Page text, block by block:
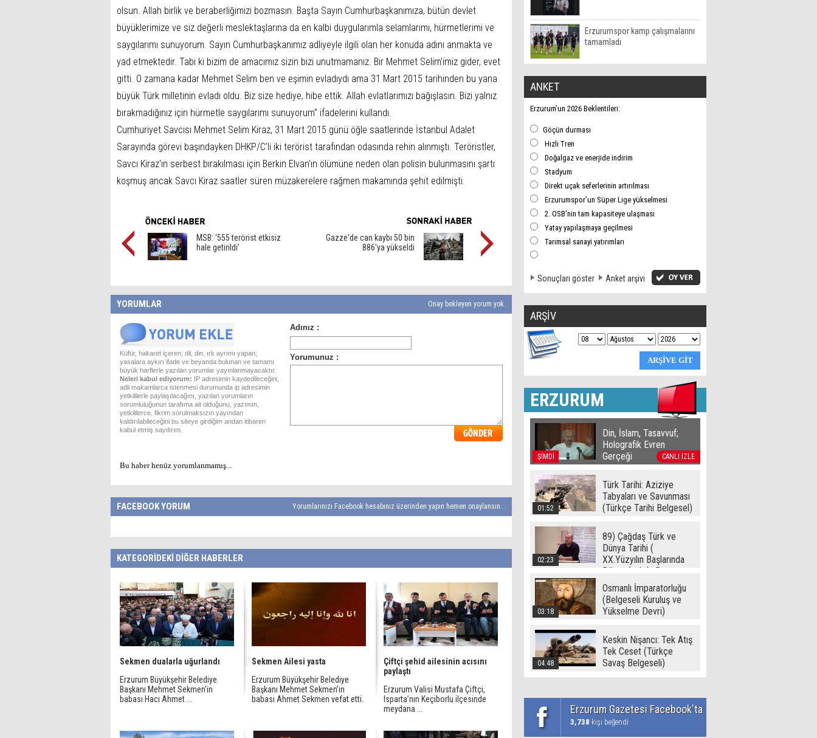
olsun. Allah birlik ve beraberliğimizi bozmasın. Başta Sayın Cumhurbaşkanımıza, bütün devlet
büyüklerimize ve siz değerli meslektaşlarına da en kalbi duygularımla selamlarımı, hürmetlerimi ve
saygılarımı sunuyorum. Sayın Cumhurbaşkanımız adliyeyle ilgili olan her konuda adını anmakta ve
yad etmektedir. Tabi ki bizim de amacımız sizin bizi unutmamanız. Bir Mehmet Selim'imiz gider, evet
gitti. O zamana kadar Mehmet Selim ben ve eşimin evladıydı ama 31 Mart 2015 tarihinden bu yana
büyük Türk milletinin evladı oldu. Biz size hediye, hibe ettik. Allah evlatlarımızı bağışlasın. Bizi yalnız
bırakmadığınız için hürmetle saygılarımı sunuyorum'' ifadelerini kullandı.
Cumhuriyet Savcısı Mehmet Selim Kiraz, 31 Mart 2015 günü öğle saatlerinde İstanbul Adalet
Sarayında görevi başındayken DHKP/C'li iki terörist tarafından odasında rehin alınmıştı. Teröristler,
Savcı Kiraz'ın serbest bırakılması için Berkin Elvan'ın ölümüne neden olan polisin bulunmasını şartı
koşmuş ancak Savcı Kiraz saatler süren müzakerelere rağmen makamında şehit edilmişti.
MSB: ‘555 terörist etkisiz
hale getirildi’
Gazze'de can kaybı 50 bin
886'ya yükseldi
YORUMLAR Onay bekleyen yorum yok.
Küfür, hakaret içeren; dil, din, ırk ayrımı yapan;
yasalara aykırı ifade ve beyanda bulunan ve tamamı
büyük harflerle yazılan yorumlar yayınlanmayacaktır.
Neleri kabul ediyorum: IP adresimin kaydedileceğini,
adli makamlarca istenmesi durumunda ip adresimin
yetkililerle paylaşılacağını, yazılan yorumların
sorumluluğunun tarafıma ait olduğunu, yazımın,
yetkililerce, fikrim sorulmaksızın yayından
kaldırılabileceğini bu siteye girdiğim andan itibaren
kabul etmiş sayılırım.
Bu haber henüz yorumlanmamış...
FACEBOOK YORUM Yorumlarınızı Facebook hesabınız üzerinden yapın hemen onaylansın...
KATEGORİDEKİ DİĞER HABERLER
Sekmen dualarla uğurlandı
Erzurum Büyükşehir Belediye
Başkanı Mehmet Sekmen’in
babası Hacı Ahmet ...
Sekmen Ailesi yasta
Erzurum Büyükşehir Belediye
Başkanı Mehmet Sekmen’in
babası Ahmet Sekmen vefat etti.
Çiftçi şehid ailesinin acısını
paylaştı
Erzurum Valisi Mustafa Çiftçi,
Isparta’nın Keçiborlu ilçesinde
meydana ...
Erzurumspor kamp çalışmalarını
tamamladı
ANKET
Erzurum’un 2026 Beklentileri:
Göçün durması
Hızlı Tren
Doğalgaz ve enerjide indirim
Stadyum
Direkt uçak seferlerinin artırılması
Erzurumspor’un Süper Lige yükselmesi
2. OSB’nin tam kapasiteye ulaşması
Yatay yapılaşmaya geçilmesi
Tarımsal sanayi yatırımları
Sonuçları göster Anket arşivi
ARŞİV
ERZURUM
ŞİMDİ CANLI İZLE
Din, İslam, Tasavvuf;
Holografik Evren
Gerçeği
01:52
Türk Tarihi: Aziziye
Tabyaları ve Savunması
(Türkçe Tarihi Belgesel)
02:23
89) Çağdaş Türk ve
Dünya Tarihi (
XX.Yüzyılın Başlarında
Dünya ( - I -) -Ramazan
Yetgin (2017)
03:18
Osmanlı İmparatorluğu
(Belgeseli Kuruluş ve
Yükselme Devri)
04:48
Keskin Nişancı: Tek Atış
Tek Ceset (Türkçe
Savaş Belgeseli)
Erzurum Gazetesi Facebook'ta
3,738 kişi beğendi